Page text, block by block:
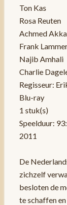
Ton Kas
Rosa Reuten
Achmed
Frank
Najib Amhali
Charlie
Regisseur:
Blu-ray
1 stuk(s)
Speelduur:
2011
De
zichzelf
besloten de
te schaffen